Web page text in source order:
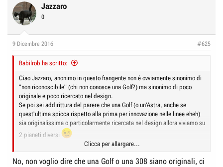
Jazzaro
0
9 Dicembre 2016 #625
Babilrob ha scritto:
Ciao Jazzaro, anonimo in questo frangente non è ovviamente sinonimo di
"non riconoscibile" (chi non conosce una Golf?) ma sinonimo di poco
originale e poco ricercato nel design.
Se poi sei addirittura del parere che una Golf (o un'Astra, anche se
quest'ultima spicca rispetto alla prima per innovazione nelle linee eheh)
sia originalissima o particolarmente ricercata nel design allora viviamo su
2 pianeti diversi
ulteriori necessità di chiarimento: un parallelepipedo su 4 ruote.
Clicca per allargare...
No, non voglio dire che una Golf o una 308 siano originali, ci